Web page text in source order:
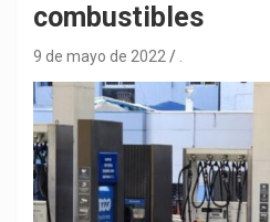
combustibles
9 de mayo de 2022